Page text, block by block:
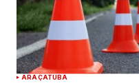
ARAÇATUBA